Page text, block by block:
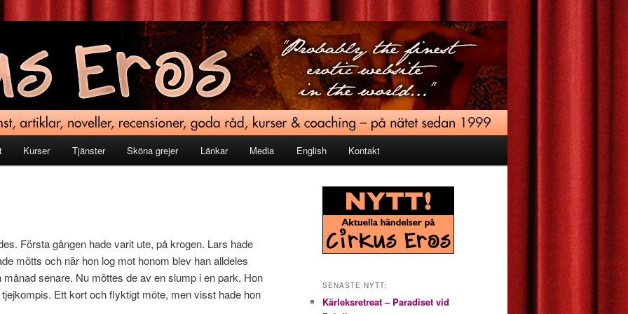
Kurser Tjänster Sköna grejer Länkar Media English Kontakt
Första gången hade varit ute, på krogen. Lars hade
mötts och när hon log mot honom blev han alldeles
senare. Nu möttes de av en slump i en park. Hon
Ett kort och flyktigt möte, men visst hade hon
SENASTE NYTT:
Kärleksretreat – Paradiset vid